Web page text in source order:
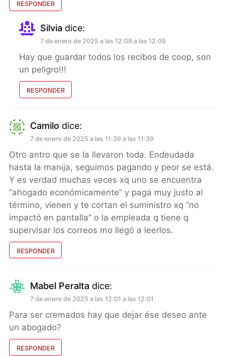
RESPONDER
Silvia dice:
7 de enero de 2025 a las 12:09 a las 12:09
Hay que guardar todos los recibos de coop, son
un peligro!!!
RESPONDER
Camilo dice:
7 de enero de 2025 a las 11:39 a las 11:39
Otro antro que se la llevaron toda. Endeudada
hasta la manija, seguimos pagando y peor se está.
Y es verdad muchas veces xq uno se encuentra
“ahogado económicamente” y paga muy justo al
término, vienen y te cortan el suministro xq “no
impactó en pantalla” o la empleada q tiene q
supervisar los correos mo llegó a leerlos.
RESPONDER
Mabel Peralta dice:
7 de enero de 2025 a las 12:01 a las 12:01
Para ser cremados hay que dejar ése deseo ante
un abogado?
RESPONDER